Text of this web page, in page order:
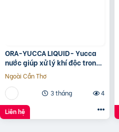
ORA-YUCCA LIQUID- Yucca
nước giúp xử lý khí độc trong
ao nuôi tôm
Ngoài Cần Thơ
3 tháng
4
Liên hệ